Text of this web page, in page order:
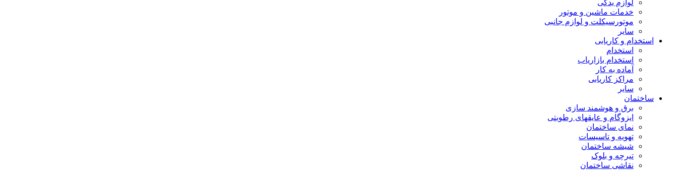
لوازم یدکی
خدمات ماشین و موتور
موتورسیکلت و لوازم جانبی
سایر
استخدام و کاریابی
استخدام
استخدام بازاریاب
آماده به کار
مراکز کاریابی
سایر
ساختمان
برق و هوشمند سازی
ایزوگام و عایقهای رطوبتی
نمای ساختمان
تهویه و تاسیسات
شیشه ساختمان
تیرچه و بلوک
نقاشی ساختمان